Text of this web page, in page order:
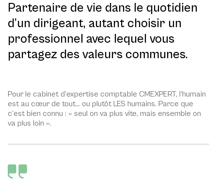
Partenaire de vie dans le quotidien
d’un dirigeant, autant choisir un
professionnel avec lequel vous
partagez des valeurs communes.
Pour le cabinet d’expertise comptable CMEXPERT, l’humain
est au cœur de tout… ou plutôt LES humains. Parce que
c’est bien connu : « seul on va plus vite, mais ensemble on
va plus loin ».